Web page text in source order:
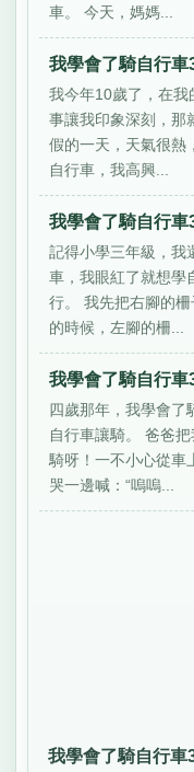
車。 今天，媽媽...
我學會了騎自行車
我今年10歲了，在
事讓我印象深刻，那
假的一天，天氣很熱
自行車，我高興...
我學會了騎自行車
記得小學三年級，我
車，我眼紅了就想學
行。 我先把右腳的
的時候，左腳的柵...
我學會了騎自行車
四歲那年，我學會了
自行車讓騎。 爸爸
騎呀！一不小心從車
哭一邊喊：“嗚嗚...
我學會了騎自行車